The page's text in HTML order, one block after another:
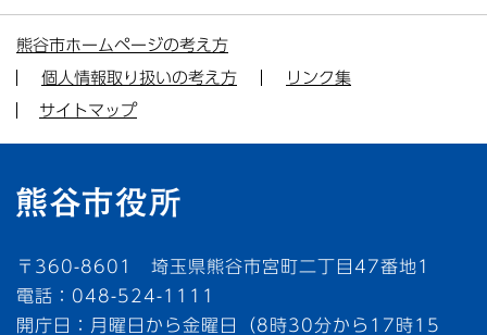
熊谷市ホームページの考え方
個人情報取り扱いの考え方
リンク集
サイトマップ
〒360-8601 埼玉県熊谷市宮町二丁目47番地1
電話：048-524-1111
開庁日：月曜日から金曜日（8時30分から17時15